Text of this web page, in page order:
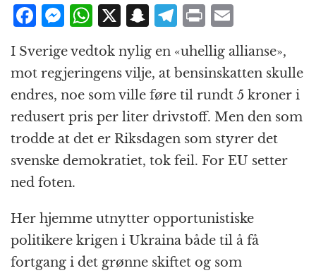
F
c
e
b
o
o
k
M
ss
e
n
g
e
r
W
h
at
s
A
p
p
X S
a
p
c
h
at
T
el
e
g
r
a
m
P
ri
n
t
m
ai
l
I Sverige vedtok nylig en «uhellig allianse»,
mot regjeringens vilje, at bensinskatten skulle
endres, noe som ville føre til rundt 5 kroner i
redusert pris per liter drivstoff. Men den som
trodde at det er Riksdagen som styrer det
svenske demokratiet, tok feil. For EU setter
ned foten.
Her hjemme utnytter opportunistiske
politikere krigen i Ukraina både til å få
fortgang i det grønne skiftet og som